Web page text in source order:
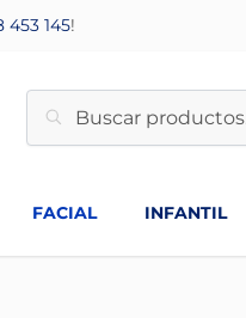
453 145!
FACIAL INFANTIL